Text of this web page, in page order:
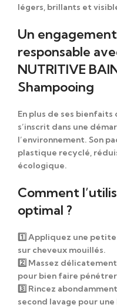
légers, brillants et
Un
responsable
NUTRITIVE
Shampooing
En plus de ses bienfaits
s’inscrit dans une
l’environnement. Son
plastique recyclé,
écologique.
Comment
optimal ?
1️⃣Appliquez une
sur cheveux mouillés.
2️⃣ Massez
pour bien faire
3️⃣ Rincez abondamment
second lavage pour